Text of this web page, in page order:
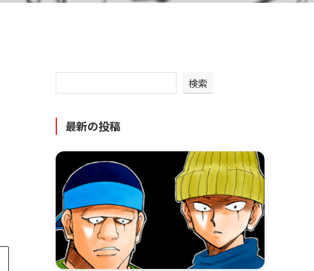
検索
最新の投稿